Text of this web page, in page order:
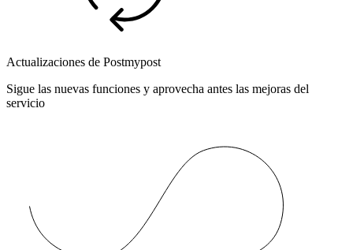
Actualizaciones de Postmypost
Sigue las nuevas funciones y aprovecha antes las mejoras del
servicio